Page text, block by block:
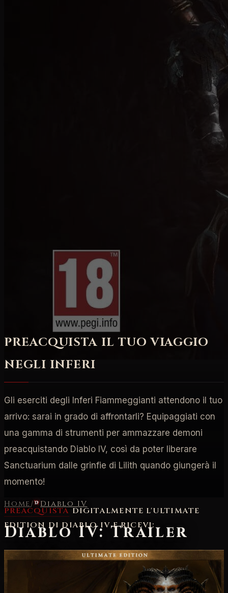
Home/ Diablo IV
Diablo IV: Trailer
dell'Incantatore
Le Incantatrici comandano gli elementi per conquistare la
Le Incantatrici comandano gli elementi per
fiammeggianti per eliminare qualunque nemico. Di
PREACQUISTA IL TUO VIAGGIO
NEGLI INFERI
Gli eserciti degli Inferi Fiammeggianti attendono il tuo
arrivo: sarai in grado di affrontarli? Equipaggiati con
una gamma di strumenti per ammazzare demoni
preacquistando Diablo IV, così da poter liberare
Sanctuarium dalle grinfie di Lilith quando giungerà il
momento!
PREACQUISTADIGITALMENTE L'ULTIMATE
EDITION DI DIABLO IV E RICEVI: